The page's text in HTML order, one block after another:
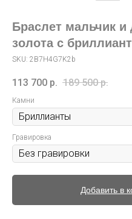
Браслет мальчик и
золота с
SKU: 2B7H4G7K2b
113 700 р. 189 500 р.
Камни
Гравировка
Добавить в